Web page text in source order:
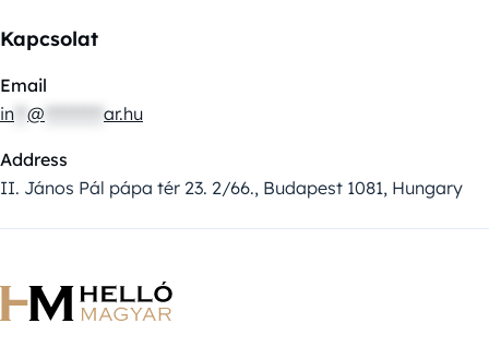
Kapcsolat
Email
in @ ar.hu
Address
II. János Pál pápa tér 23. 2/66., Budapest 1081, Hungary